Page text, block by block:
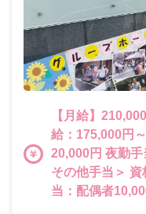
【月給】210,000円～
給：175,000円
20,000円 夜勤手
その他手当＞
当：配偶者